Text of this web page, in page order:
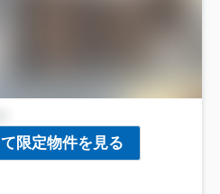
限定物件を見る